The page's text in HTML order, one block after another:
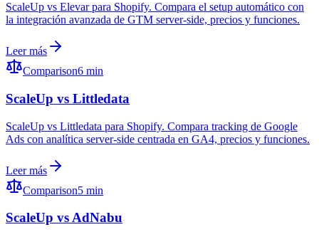
ScaleUp vs Elevar para Shopify. Compara el setup automático con
la integración avanzada de GTM server-side, precios y funciones.
Leer más
Comparison6 min
ScaleUp vs Littledata
ScaleUp vs Littledata para Shopify. Compara tracking de Google
Ads con analítica server-side centrada en GA4, precios y funciones.
Leer más
Comparison5 min
ScaleUp vs AdNabu